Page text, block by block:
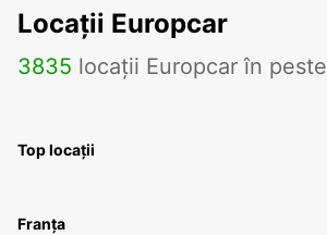
Locații Europcar
3835 locații Europcar în peste
Top locații
Franța